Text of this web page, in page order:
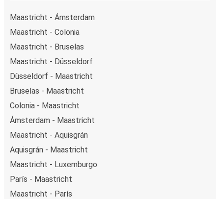
Maastricht - Ámsterdam
Maastricht - Colonia
Maastricht - Bruselas
Maastricht - Düsseldorf
Düsseldorf - Maastricht
Bruselas - Maastricht
Colonia - Maastricht
Ámsterdam - Maastricht
Maastricht - Aquisgrán
Aquisgrán - Maastricht
Maastricht - Luxemburgo
París - Maastricht
Maastricht - París